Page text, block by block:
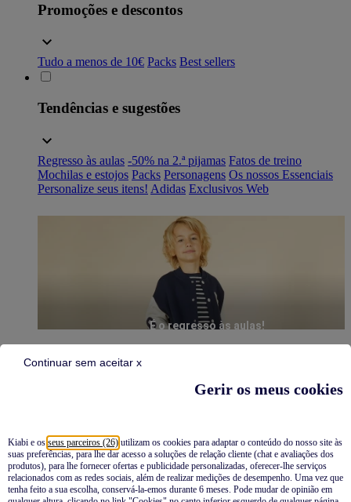
Gerir os meus cookies
Kiabi e os seus parceiros (26) utilizam os cookies para adaptar o conteúdo do nosso site às
suas preferências, para lhe dar acesso a soluções de relação cliente (chat e avaliações dos
produtos), para lhe fornecer ofertas e publicidade personalizadas, oferecer-lhe serviços
relacionados com as redes sociais, além de realizar medições de desempenho. Uma vez que
tenha feito a sua escolha, conservá-la-emos durante 6 meses. Pode mudar de opinião em
Continuar sem aceitar x
Promoções e descontos
Tudo a menos de 10€ Packs Best sellers
Tendências e sugestões
Regresso às aulas -50% na 2.ª pijamas Fatos de treino
Mochilas e estojos Packs Personagens Os nossos Essenciais
Personalize seus itens! Adidas Exclusivos Web
É o regresso às aulas!
Pijamas
Novidades